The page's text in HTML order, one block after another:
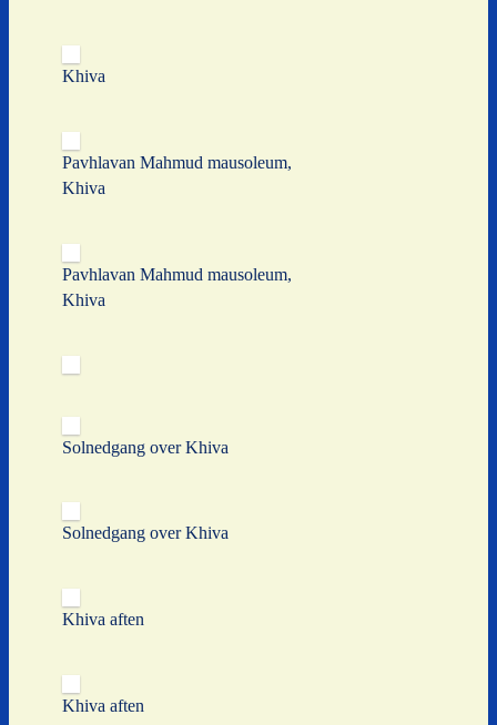
Khiva
Pavhlavan Mahmud mausoleum,
Khiva
Pavhlavan Mahmud mausoleum,
Khiva
Solnedgang over Khiva
Solnedgang over Khiva
Khiva aften
Khiva aften